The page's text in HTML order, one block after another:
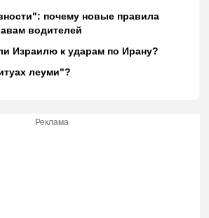
почему новые правила
водителей
Израилю к ударам по Ирану?
леуми"?
Реклама